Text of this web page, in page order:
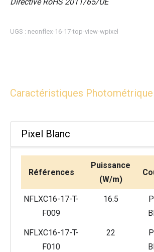
UGS : neonflex-16-17-top-view-wpixel
Caractéristiques Photométrique
Pixel Blanc
Références
Puissance
(W/m)
NFLXC16-17-T-
F009
16.5
NFLXC16-17-T-
F010
22